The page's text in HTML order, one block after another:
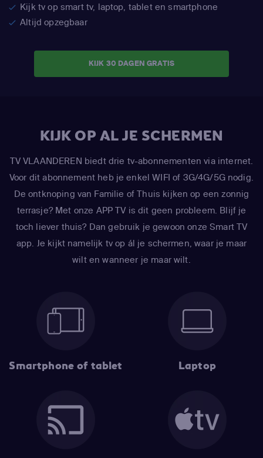
Kijk tv op smart tv, laptop, tablet en smartphone
Altijd opzegbaar
KIJK 30 DAGEN GRATIS
KIJK OP AL JE SCHERMEN
TV VLAANDEREN biedt drie tv-abonnementen via internet.
Voor dit abonnement heb je enkel WIFI of 3G/4G/5G nodig.
De ontknoping van Familie of Thuis kijken op een zonnig
terrasje? Met onze APP TV is dit geen probleem. Blijf je
toch liever thuis? Dan gebruik je gewoon onze Smart TV
app. Je kijkt namelijk tv op ál je schermen, waar je maar
wilt en wanneer je maar wilt.
Smartphone of tablet Laptop